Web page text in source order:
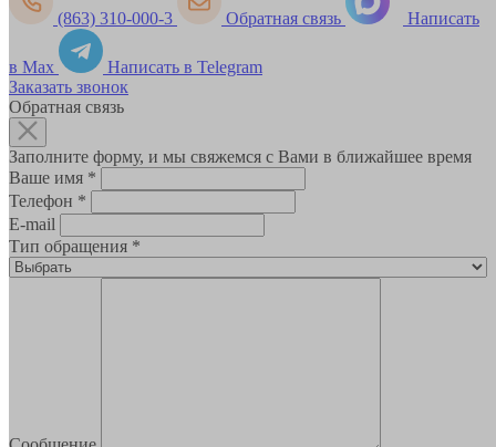
(863) 310-000-3 Обратная связь Написать
в Max
Написать в Telegram
Заказать звонок
Обратная связь
Заполните форму, и мы свяжемся с Вами в ближайшее время
Ваше имя *
Телефон *
E-mail
Тип обращения *